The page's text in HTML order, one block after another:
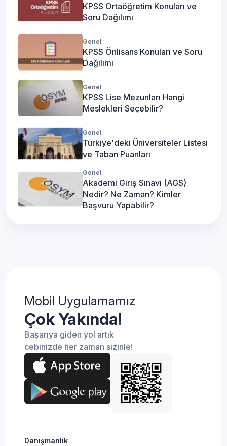
KPSS Ortaöğretim Konuları ve
Soru Dağılımı
Genel
KPSS Önlisans Konuları ve Soru
Dağılımı
Genel
KPSS Lise Mezunları Hangi
Meslekleri Seçebilir?
Genel
Türkiye'deki Üniversiteler Listesi
ve Taban Puanları
Genel
Akademi Giriş Sınavı (AGS)
Nedir? Ne Zaman? Kimler
Başvuru Yapabilir?
Mobil Uygulamamız
Çok Yakında!
Başarıya giden yol artık
cebinizde her zaman sizinle!
Danışmanlık